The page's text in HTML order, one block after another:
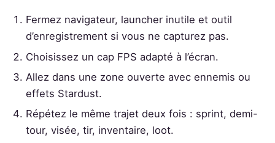
Fermez navigateur, launcher inutile et outil
d’enregistrement si vous ne capturez pas.
Choisissez un cap FPS adapté à l’écran.
Allez dans une zone ouverte avec ennemis ou
effets Stardust.
Répétez le même trajet deux fois : sprint, demi-
tour, visée, tir, inventaire, loot.